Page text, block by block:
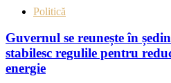
Politică
Guvernul se reunește în
stabilesc regulile pentru
energie